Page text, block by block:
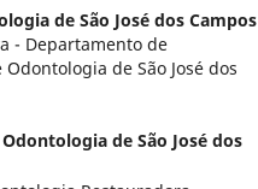
de São José dos Campos
- Departamento de
de São José dos
de São José dos